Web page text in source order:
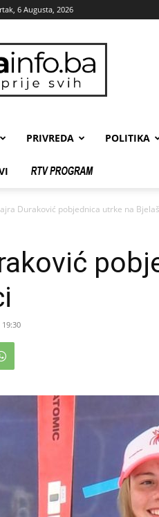
6 Augusta, 2026
zenicainfo.ba
PRIVREDA POLITIKA
Duraković pobjednica utrke na